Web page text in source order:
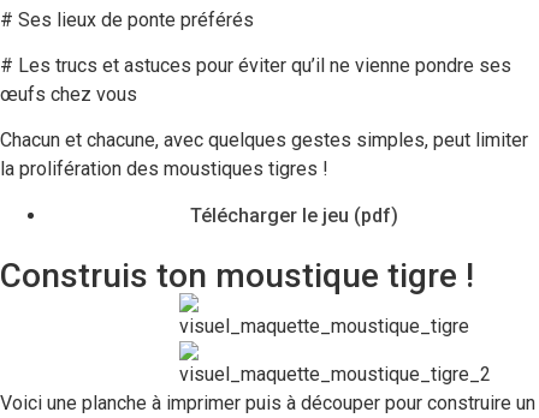
# Ses lieux de ponte préférés
# Les trucs et astuces pour éviter qu’il ne vienne pondre ses
œufs chez vous
Chacun et chacune, avec quelques gestes simples, peut limiter
la prolifération des moustiques tigres !
Télécharger le jeu (pdf)
Construis ton moustique tigre !
Voici une planche à imprimer puis à découper pour construire un